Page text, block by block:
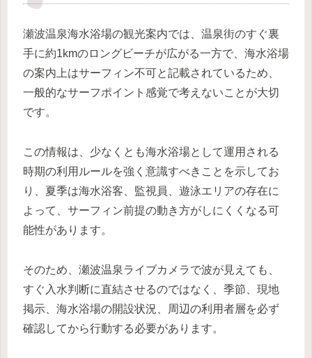
瀬波温泉海水浴場の観光案内では、温泉街のすぐ裏
手に約1kmのロングビーチが広がる一方で、海水浴場
の案内上はサーフィン不可と記載されているため、
一般的なサーフポイント感覚で考えないことが大切
です。
この情報は、少なくとも海水浴場として運用される
時期の利用ルールを強く意識すべきことを示してお
り、夏季は海水浴客、監視員、遊泳エリアの存在に
よって、サーフィン前提の動き方がしにくくなる可
能性があります。
そのため、瀬波温泉ライブカメラで波が見えても、
すぐ入水判断に直結させるのではなく、季節、現地
掲示、海水浴場の開設状況、周辺の利用者層を必ず
確認してから行動する必要があります。